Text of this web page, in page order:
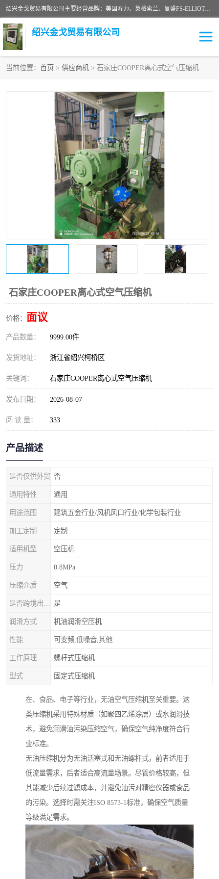
绍兴金戈贸易有限公司主要经营品牌：美国寿力、英格索兰、复盛FS-ELLIOTT，库伯COOPER、阿特拉斯等品牌空压机及配件销售；承接全厂空气压缩机管理、维护保养；节能改造；气体干燥机销售、维护、维修、保养。销售各种品牌空压机空气滤芯、油滤芯、油气分离器；精密过滤器滤芯；除油雾滤芯；抽真空滤芯，消音器，疏水器。劳务承接：全厂空压机维修保养工程，安装工程；移机或汰换工程；节能改造工程等。
绍兴金戈贸易有限公司
当前位置： 首页 > 供应商机 > 石家庄COOPER离心式空气压缩机
石家庄COOPER离心式空气压缩机
价格： 面议
产品数量： 9999.00件
发货地址： 浙江省绍兴柯桥区
关键词： 石家庄COOPER离心式空气压缩机
发布日期： 2026-08-07
阅 读 量： 333
产品描述
是否仅供外贸 否
通用特性 通用
用途范围 建筑五金行业/风机风口行业/化学包装行业
加工定制 定制
适用机型 空压机
压力 0.8MPa
压缩介质 空气
是
润滑方式 机油润滑空压机
性能 可变频,低噪音,其他
工作原理 螺杆式压缩机
型式 固定式压缩机
在、食品、电子等行业，无油空气压缩机至关重要。这
类压缩机采用特殊材质（如聚四乙烯涂层）或水润滑技
术，避免润滑油污染压缩空气，确保空气纯净度符合行
业标准。
无油压缩机分为无油活塞式和无油螺杆式，前者适用于
低流量需求，后者适合高流量场景。尽管价格较高，但
其能减少后续过滤成本，并避免油污对精密仪器或食品
的污染。选择时需关注ISO 8573-1标准，确保空气质量
等级满足需求。
英格索兰配件
闽台富源特种陶瓷
美国寿力空压机零部件 英格索兰离心机空滤芯
英格索兰COOPER离心机 库伯卡麦隆离心机零件
微电脑控制器 离心式压缩机高速转子组
复盛离心机零件 中冷耐高温气侧密封胶垫
空气过滤器
CAMERON空压机维修 CAMERON空压机显示屏